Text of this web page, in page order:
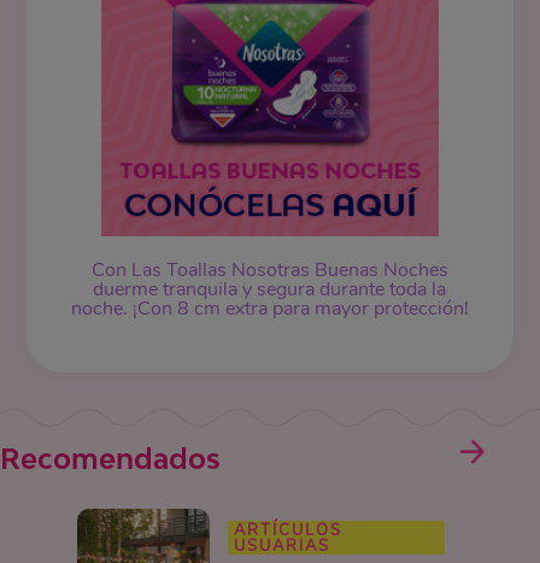
Con Las Toallas Nosotras Buenas Noches
duerme tranquila y segura durante toda la
noche. ¡Con 8 cm extra para mayor protección!
Recomendados
ARTÍCULOS
USUARIAS